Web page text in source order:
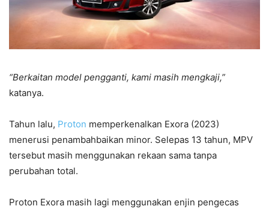
“Berkaitan model pengganti, kami masih mengkaji,”
katanya.
Tahun lalu, Proton memperkenalkan Exora (2023)
menerusi penambahbaikan minor. Selepas 13 tahun, MPV
tersebut masih menggunakan rekaan sama tanpa
perubahan total.
Proton Exora masih lagi menggunakan enjin pengecas